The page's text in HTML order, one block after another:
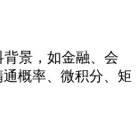
景，如金融、会
概率、微积分、矩